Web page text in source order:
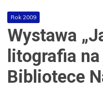
Rok 2009
Wystawa
litografia
Bibliotece